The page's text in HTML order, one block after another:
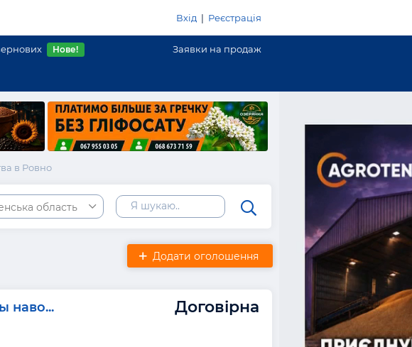
Вхід | Реєстрація
Нове! Заявки на продаж
в Ровно
область
Додати оголошення
наво... Договірна